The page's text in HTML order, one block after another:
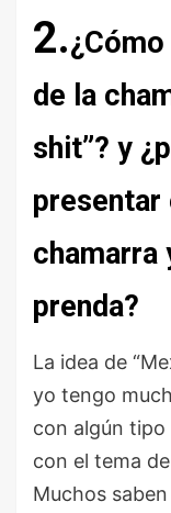
2.
de la
shit”? y
presentar
chamarra
prenda?
La idea de
yo tengo
con algún
con el tema
Muchos